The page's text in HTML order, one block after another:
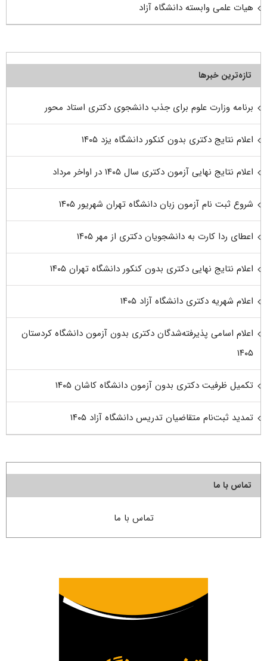
هیات علمی وابسته دانشگاه آزاد
تازه‌ترین خبرها
برنامه وزارت علوم برای جذب دانشجوی دکتری استاد محور
اعلام نتایج دکتری بدون کنکور دانشگاه یزد ۱۴۰۵
اعلام نتایج نهایی آزمون دکتری سال ۱۴۰۵ در اواخر مرداد
شروع ثبت نام آزمون زبان دانشگاه تهران شهریور ۱۴۰۵
اعطای ردا کارت به دانشجویان دکتری از مهر ۱۴۰۵
اعلام نتایج نهایی دکتری بدون کنکور دانشگاه تهران ۱۴۰۵
اعلام شهریه دکتری دانشگاه آزاد ۱۴۰۵
اعلام اسامی پذیرفته‌شدگان دکتری بدون آزمون دانشگاه کردستان
۱۴۰۵
تکمیل ظرفیت دکتری بدون آزمون دانشگاه کاشان ۱۴۰۵
تمدید ثبت‌نام متقاضیان تدریس دانشگاه آزاد ۱۴۰۵
تماس با ما
تماس با ما